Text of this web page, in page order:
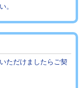
。
ただけましたらご契